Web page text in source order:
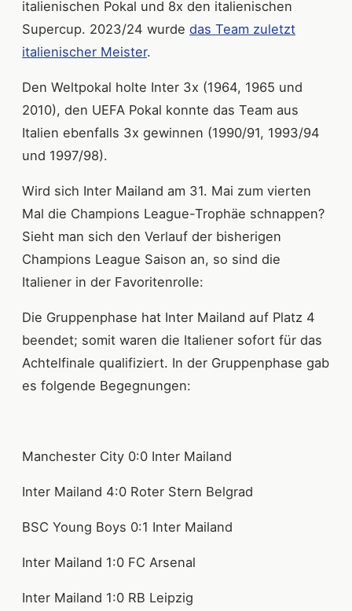
italienischen Pokal und 8x den italienischen
Supercup. 2023/24 wurde das Team zuletzt
italienischer Meister.
Den Weltpokal holte Inter 3x (1964, 1965 und
2010), den UEFA Pokal konnte das Team aus
Italien ebenfalls 3x gewinnen (1990/91, 1993/94
und 1997/98).
Wird sich Inter Mailand am 31. Mai zum vierten
Mal die Champions League-Trophäe schnappen?
Sieht man sich den Verlauf der bisherigen
Champions League Saison an, so sind die
Italiener in der Favoritenrolle:
Die Gruppenphase hat Inter Mailand auf Platz 4
beendet; somit waren die Italiener sofort für das
Achtelfinale qualifiziert. In der Gruppenphase gab
es folgende Begegnungen:
Manchester City 0:0 Inter Mailand
Inter Mailand 4:0 Roter Stern Belgrad
BSC Young Boys 0:1 Inter Mailand
Inter Mailand 1:0 FC Arsenal
Inter Mailand 1:0 RB Leipzig